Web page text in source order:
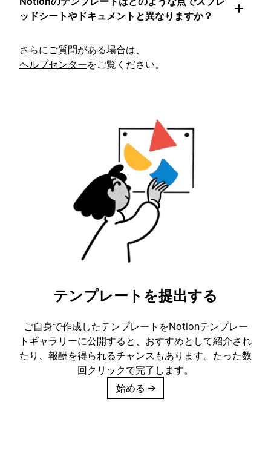
ッドシートやドキュメントと異なりますか？
さらにご質問がある場合は、
ヘルプセンターをご覧ください。
テンプレートを提出する
ご自身で作成したテンプレートをNotionテンプレー
トギャラリーに公開すると、おすすめとして紹介され
たり、報酬を得られるチャンスもあります。たった数
回クリックで完了します。
始める →